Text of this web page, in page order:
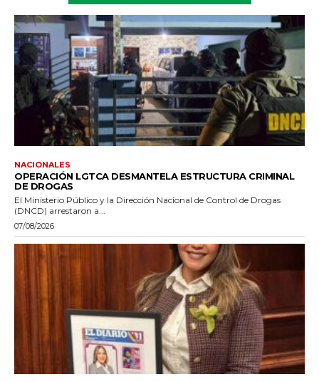
NACIONALES
OPERACIÓN LGTCA DESMANTELA ESTRUCTURA CRIMINAL
DE DROGAS
El Ministerio Público y la Dirección Nacional de Control de Drogas
(DNCD) arrestaron a...
07/08/2026